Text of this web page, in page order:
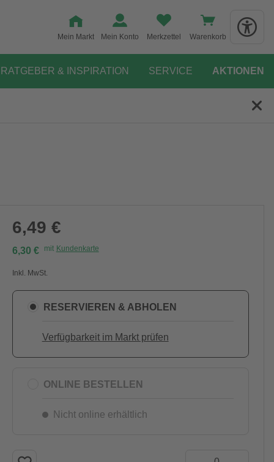
Mein Markt Mein Konto Merkzettel Warenkorb
RATGEBER & INSPIRATION SERVICE AKTIONEN
6,49 €
6,30 € mit Kundenkarte
Inkl. MwSt.
RESERVIEREN & ABHOLEN
Verfügbarkeit im Markt prüfen
ONLINE BESTELLEN
Nicht online erhältlich